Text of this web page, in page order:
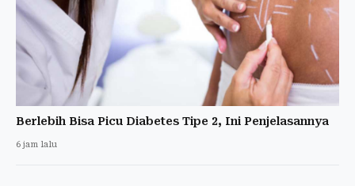
Berlebih Bisa Picu Diabetes Tipe 2, Ini Penjelasannya
6 jam lalu